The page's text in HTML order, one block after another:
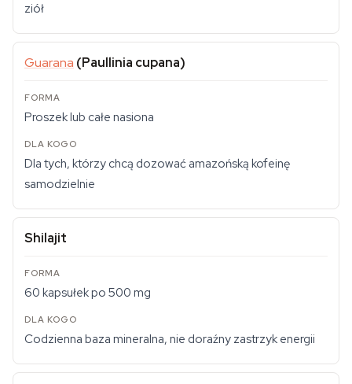
ziół
Guarana (Paullinia cupana)
Proszek lub całe nasiona
Dla tych, którzy chcą dozować amazońską kofeinę
samodzielnie
Shilajit
60 kapsułek po 500 mg
Codzienna baza mineralna, nie doraźny zastrzyk energii